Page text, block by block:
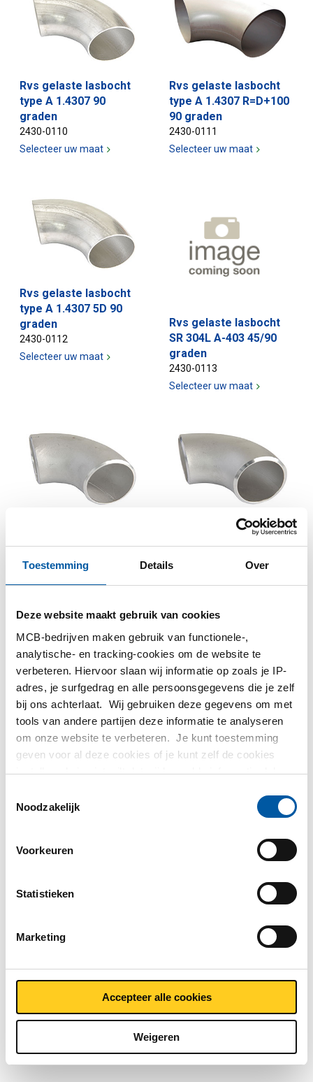
Toestemming Details Over
Deze website maakt gebruik van cookies
MCB-bedrijven maken gebruik van functionele-,
analytische- en tracking-cookies om de website te
verbeteren. Hiervoor slaan wij informatie op zoals je IP-
adres, je surfgedrag en alle persoonsgegevens die je zelf
bij ons achterlaat. Wij gebruiken deze gegevens om met
tools van andere partijen deze informatie te analyseren
om onze website te verbeteren. Je kunt toestemming
geven voor al deze cookies of je kunt zelf de cookies
instellen als je niet wilt dat wij bepaalde informatie delen.
partijen waarmee wij samenwerken vind je in ons
Noodzakelijk
Voorkeuren
Statistieken
Marketing
Accepteer alle cookies
Weigeren
Rvs gelaste lasbocht
type A 1.4307 90
graden
2430-0110
Selecteer uw maat
Rvs gelaste lasbocht
type A 1.4307 R=D+100
90 graden
2430-0111
Selecteer uw maat
Rvs gelaste lasbocht
type A 1.4307 5D 90
graden
2430-0112
Selecteer uw maat
Rvs gelaste lasbocht
SR 304L A-403 45/90
graden
2430-0113
Selecteer uw maat
LR ASTM A-403 1.4307
45/90 graden
Rvs naadloze lasbocht
LR ASTM A-403 1.4307
45/90 graden
2430-0131
Rvs gelaste lasbocht
type A 1.4404 90
1.4404 R=D+100 90
2430-0311
type A 1.4404 5D 90
graden
2430-0312
Selecteer uw maat